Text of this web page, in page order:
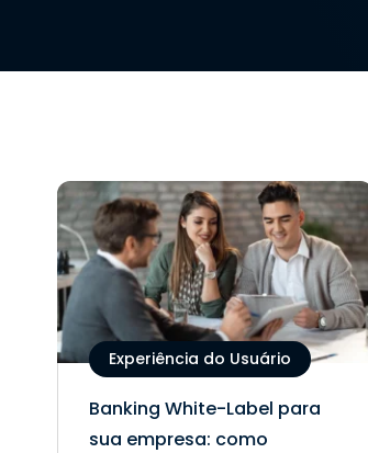
Experiência do Usuário
Banking White-Label para
sua empresa: como